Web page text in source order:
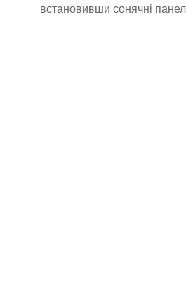
встановивши сонячні